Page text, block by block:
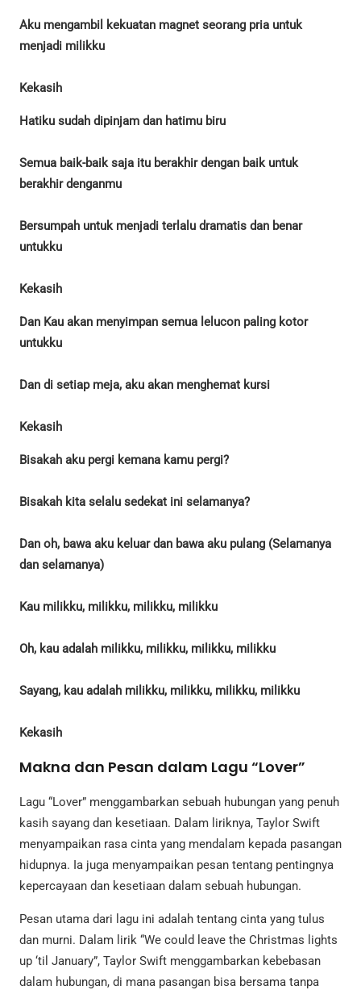
Aku mengambil kekuatan magnet seorang pria untuk
menjadi milikku
Kekasih
Hatiku sudah dipinjam dan hatimu biru
Semua baik-baik saja itu berakhir dengan baik untuk
berakhir denganmu
Bersumpah untuk menjadi terlalu dramatis dan benar
untukku
Kekasih
Dan Kau akan menyimpan semua lelucon paling kotor
untukku
Dan di setiap meja, aku akan menghemat kursi
Kekasih
Bisakah aku pergi kemana kamu pergi?
Bisakah kita selalu sedekat ini selamanya?
Dan oh, bawa aku keluar dan bawa aku pulang (Selamanya
dan selamanya)
Kau milikku, milikku, milikku, milikku
Oh, kau adalah milikku, milikku, milikku, milikku
Sayang, kau adalah milikku, milikku, milikku, milikku
Kekasih
Makna dan Pesan dalam Lagu “Lover”
Lagu “Lover” menggambarkan sebuah hubungan yang penuh
kasih sayang dan kesetiaan. Dalam liriknya, Taylor Swift
menyampaikan rasa cinta yang mendalam kepada pasangan
hidupnya. Ia juga menyampaikan pesan tentang pentingnya
kepercayaan dan kesetiaan dalam sebuah hubungan.
Pesan utama dari lagu ini adalah tentang cinta yang tulus
dan murni. Dalam lirik “We could leave the Christmas lights
up ‘til January”, Taylor Swift menggambarkan kebebasan
dalam hubungan, di mana pasangan bisa bersama tanpa